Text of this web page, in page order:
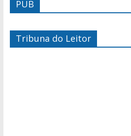
PUB
Tribuna do Leitor